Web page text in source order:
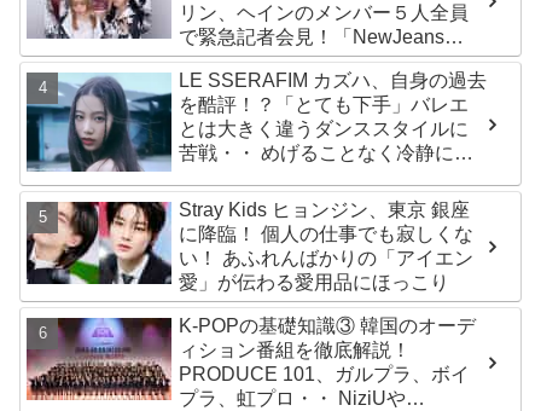
リン、ヘインのメンバー５人全員
で緊急記者会見！「NewJeans
never dies!」と微笑みの宣言！
ADOR側、2029年まで契約有効と
主張
LE SSERAFIM カズハ、自身の過去
を酷評！？「とても下手」バレエ
とは大きく違うダンススタイルに
苦戦・・ めげることなく冷静に努
Stray Kids ヒョンジン、東京 銀座
に降臨！ 個人の仕事でも寂しくな
い！ あふれんばかりの「アイエン
愛」が伝わる愛用品にほっこり
K-POPの基礎知識③ 韓国のオーデ
ィション番組を徹底解説！
PRODUCE 101、ガルプラ、ボイ
プラ、虹プロ・・ NiziUや